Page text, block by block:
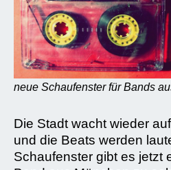
neue Schaufenster für Bands
Die Stadt wacht wieder
und die Beats werden
Schaufenster gibt es jetzt